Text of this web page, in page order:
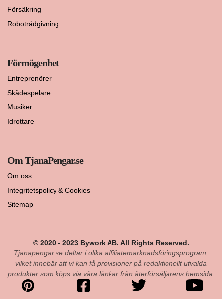
Försäkring
Robotrådgivning
Förmögenhet
Entreprenörer
Skådespelare
Musiker
Idrottare
Om TjanaPengar.se
Om oss
Integritetspolicy & Cookies
Sitemap
© 2020 - 2023 Bywork AB. All Rights Reserved.
Tjanapengar.se deltar i olika affiliatemarknadsföringsprogram,
vilket innebär att vi kan få provisioner på redaktionellt utvalda
produkter som köps via våra länkar från återförsäljarens hemsida.